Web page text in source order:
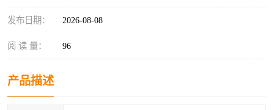
发布日期： 2026-08-08
阅 读 量： 96
产品描述